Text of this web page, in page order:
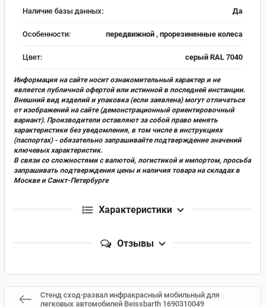
Наличие базы данных:
Да
Особенности: передвижной , прорезиненные колеса
Цвет: серый RAL 7040
Информация на сайте носит ознакомительный характер и не
является публичной офертой или истинной в последней инстанции.
Внешний вид изделий и упаковка (если заявлена) могут отличаться
от изображений на сайте (демонстрационный ориентировочный
вариант). Производители оставляют за собой право менять
характеристики без уведомления, в том числе в инструкциях
(паспортах) - обязательно запрашивайте подтверждение значений
ключевых характеристик.
В связи со сложностями с валютой, логистикой и импортом, просьба
запрашивать подтверждения цены и наличия товара на складах в
Москве и Санкт-Петербурге
Характеристики
Отзывы
Стенд сход-развал инфракрасный мобильный для
легковых автомобилей Beissbarth 1690310049